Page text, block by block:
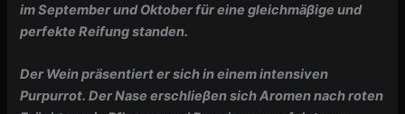
im September und Oktober für einegleichmäβige und
perfekte Reifung standen.
Der Wein präsentiert er sich in einem intensiven
Purpurrot. Der Nase erschlieβen sich Aromen nach roten